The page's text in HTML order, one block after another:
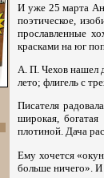
И уже 25 марта
поэтическое,
прославленные
красками на юг
А. П. Чехов нашел
лето; флигель с
Писателя
широкая,
плотиной. Дача
Ему хочется
больше ничего». И